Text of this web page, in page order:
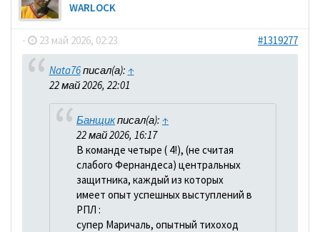
WARLOCK
- 23 май 2026, 02:23 #1319277
Nata76писал(а): ↑
22 май 2026, 22:01
Банщикписал(а): ↑
22 май 2026, 16:17
В команде четыре ( 4!), (не считая
слабого Фернандеса) центральных
защитника, каждый из которых
имеет опыт успешных выступлений в
РПЛ :
супер Маричаль, опытный тихоход